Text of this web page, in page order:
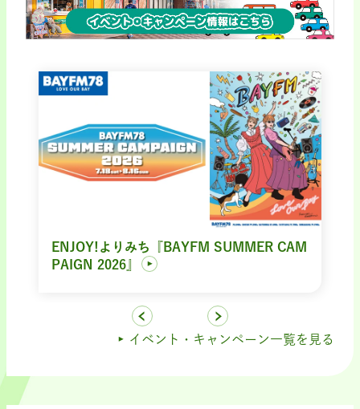
ENJOY!よりみち『BAYFM SUMMER CAM
PAIGN 2026』
イベント・キャンペーン一覧を見る